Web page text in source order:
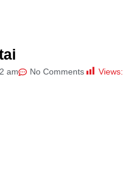
am No Comments Views: